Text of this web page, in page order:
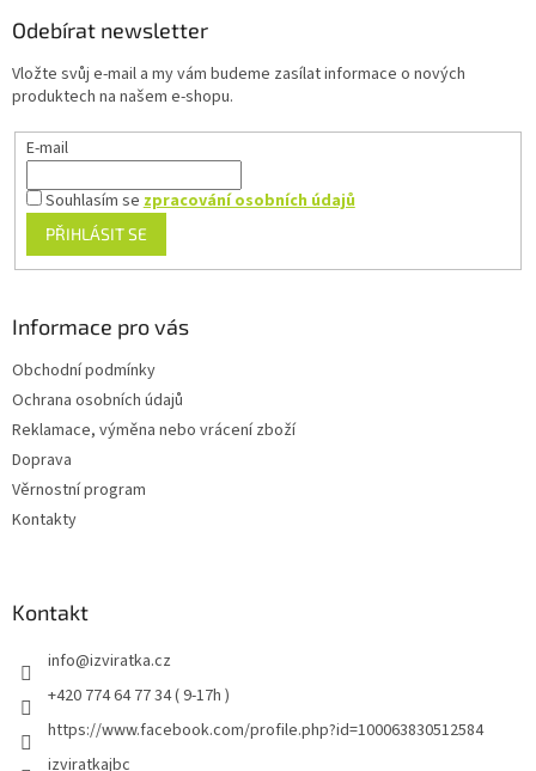
Odebírat newsletter
Vložte svůj e-mail a my vám budeme zasílat informace o nových
produktech na našem e-shopu.
E-mail
Souhlasím sezpracování osobních údajů
PŘIHLÁSIT SE
Informace pro vás
Obchodní podmínky
Ochrana osobních údajů
Reklamace, výměna nebo vrácení zboží
Doprava
Věrnostní program
Kontakty
Kontakt
info@izviratka.cz
+420 774 64 77 34 ( 9-17h )
https://www.facebook.com/profile.php?id=100063830512584
izviratkajbc